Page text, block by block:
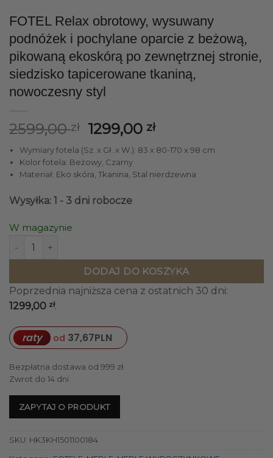
FOTEL Relax obrotowy, wysuwany
podnóżek i pochylane oparcie z beżową,
pikowaną ekoskórą po zewnętrznej stronie,
siedzisko tapicerowane tkaniną,
nowoczesny styl
2599,00zł
Pierwotna
cena
wynosiła:
2599,00 zł.
1299,00 złAktualna
cena
wynosi:
1299,00 zł.
Wymiary fotela (Sz. x Gł. x W.): 83 x 80-170 x 98 cm
Kolor fotela: Beżowy, Czarny
Materiał: Eko skóra, Tkanina, Stal nierdzewna
Wysyłka: 1 - 3 dni robocze
W magazynie
ilość FOTEL Relax obrotowy, wysuwany podnóżek i
DODAJ DO KOSZYKA
Poprzednia najniższa cena z ostatnich 30 dni:
1299,00 zł.
raty od 37,67PLN
Bezpłatna dostawa od 999 zł
Zwrot do 14 dni
ZAPYTAJ O PRODUKT
SKU: HK3KH1501100184